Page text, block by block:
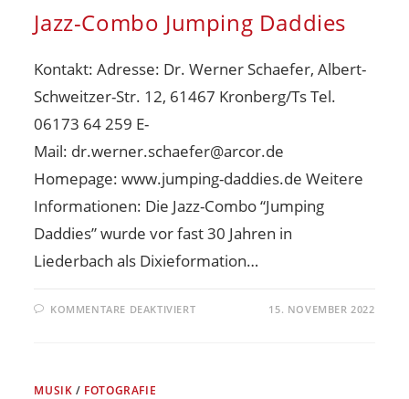
Jazz-Combo Jumping Daddies
Kontakt: Adresse: Dr. Werner Schaefer, Albert-
Schweitzer-Str. 12, 61467 Kronberg/Ts Tel.
06173 64 259 E-
Mail: dr.werner.schaefer@arcor.de
Homepage: www.jumping-daddies.de Weitere
Informationen: Die Jazz-Combo “Jumping
Daddies” wurde vor fast 30 Jahren in
Liederbach als Dixieformation…
KOMMENTARE DEAKTIVIERT 15. NOVEMBER 2022
MUSIK / FOTOGRAFIE